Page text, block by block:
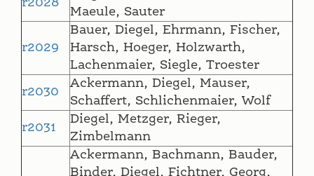
r2028
Maeule, Sauter
r2029
Bauer, Diegel, Ehrmann, Fischer,
Harsch, Hoeger, Holzwarth,
Lachenmaier, Siegle, Troester
r2030
Ackermann, Diegel, Mauser,
Schaffert, Schlichenmaier, Wolf
r2031
Diegel, Metzger, Rieger,
Zimbelmann
Ackermann, Bachmann, Bauder,
Binder, Diegel, Fichtner, Georg,